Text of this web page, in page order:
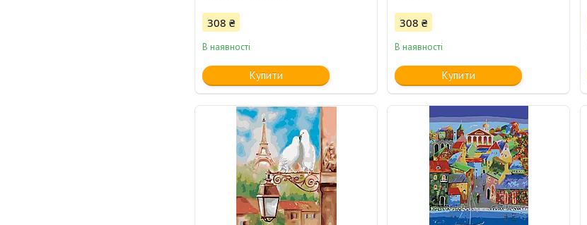
308 ₴
В наявності
Купити
308 ₴
В наявності
Купити